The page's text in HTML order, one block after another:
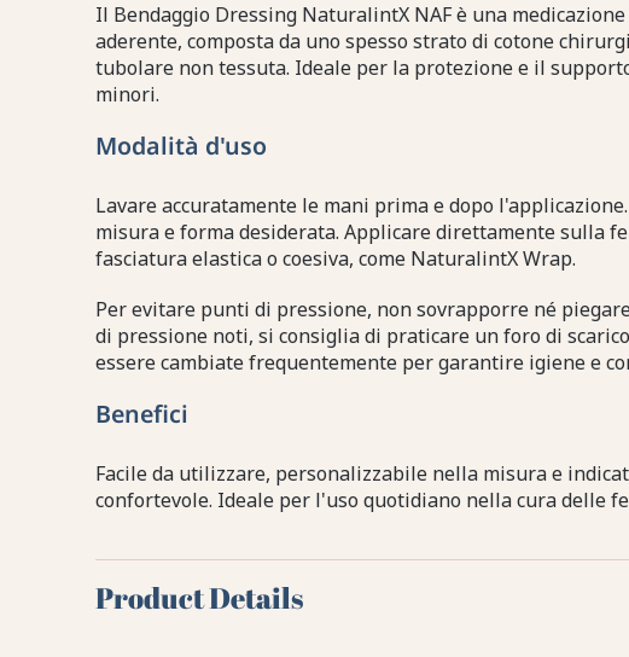
Il Bendaggio Dressing NaturalintX NAF è una
aderente, composta da uno spesso strato di cotone
tubolare non tessuta. Ideale per la protezione e il
minori.
Modalità d'uso
Lavare accuratamente le mani prima e dopo
misura e forma desiderata. Applicare direttamente sulla
fasciatura elastica o coesiva, come NaturalintX Wrap.
Per evitare punti di pressione, non sovrapporre né
di pressione noti, si consiglia di praticare un foro di
essere cambiate frequentemente per garantire igiene e
Benefici
Facile da utilizzare, personalizzabile nella misura e
confortevole. Ideale per l'uso quotidiano nella cura delle
Product Details